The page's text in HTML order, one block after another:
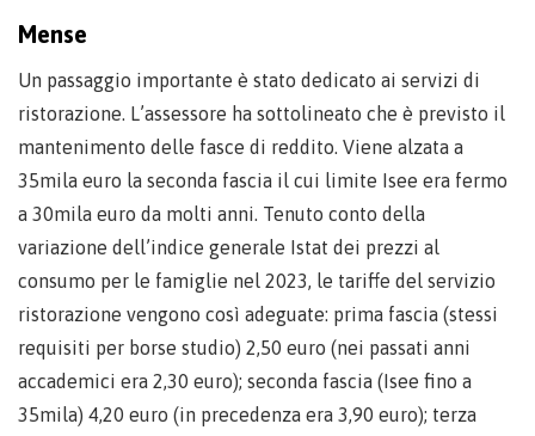
Mense
Un passaggio importante è stato dedicato ai servizi di
ristorazione. L’assessore ha sottolineato che è previsto il
mantenimento delle fasce di reddito. Viene alzata a
35mila euro la seconda fascia il cui limite Isee era fermo
a 30mila euro da molti anni. Tenuto conto della
variazione dell’indice generale Istat dei prezzi al
consumo per le famiglie nel 2023, le tariffe del servizio
ristorazione vengono così adeguate: prima fascia (stessi
requisiti per borse studio) 2,50 euro (nei passati anni
accademici era 2,30 euro); seconda fascia (Isee fino a
35mila) 4,20 euro (in precedenza era 3,90 euro); terza